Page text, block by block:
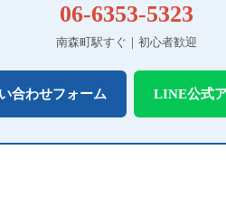
06-6353-5323
南森町駅すぐ｜初心者歓迎
合わせフォーム LINE公式